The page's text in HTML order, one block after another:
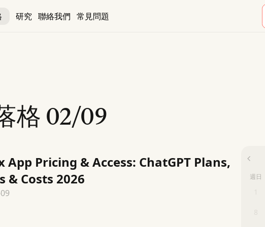
研究 聯絡我們 常見問題
格02/09
App Pricing & Access: ChatGPT Plans,
& Costs 2026
週日